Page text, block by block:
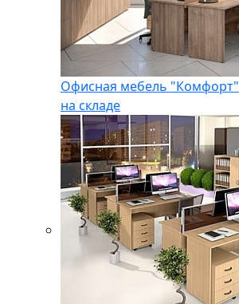
Офисная мебель "Комфорт"
на складе